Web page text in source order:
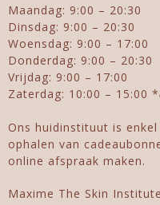
Maandag: 9:00 – 20:30
Dinsdag: 9:00 – 20:30
Woensdag: 9:00 – 17:00
Donderdag: 9:00 – 20:30
Vrijdag: 9:00 – 17:00
Zaterdag: 10:00 – 15:00 *
Ons huidinstituut is
ophalen van
online afspraak maken.
Maxime The Skin Institute